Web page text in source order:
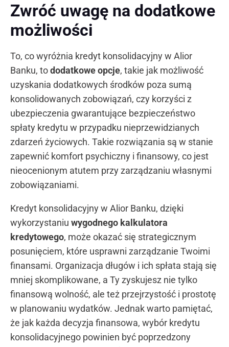
Zwróć uwagę na dodatkowe
możliwości
To, co wyróżnia kredyt konsolidacyjny w Alior
Banku, tododatkowe opcje, takie jak możliwość
uzyskania dodatkowych środków poza sumą
konsolidowanych zobowiązań, czy korzyści z
ubezpieczenia gwarantujące bezpieczeństwo
spłaty kredytu w przypadku nieprzewidzianych
zdarzeń życiowych. Takie rozwiązania są w stanie
zapewnić komfort psychiczny i finansowy, co jest
nieocenionym atutem przy zarządzaniu własnymi
zobowiązaniami.
Kredyt konsolidacyjny w Alior Banku, dzięki
wykorzystaniu wygodnego kalkulatora
kredytowego, może okazać się strategicznym
posunięciem, które usprawni zarządzanie Twoimi
finansami. Organizacja długów i ich spłata stają się
mniej skomplikowane, a Ty zyskujesz nie tylko
finansową wolność, ale też przejrzystość i prostotę
w planowaniu wydatków. Jednak warto pamiętać,
że jak każda decyzja finansowa, wybór kredytu
konsolidacyjnego powinien być poprzedzony